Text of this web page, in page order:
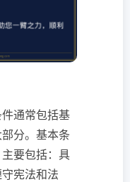
通常包括基
分。基本条
要包括：具
宪法和法